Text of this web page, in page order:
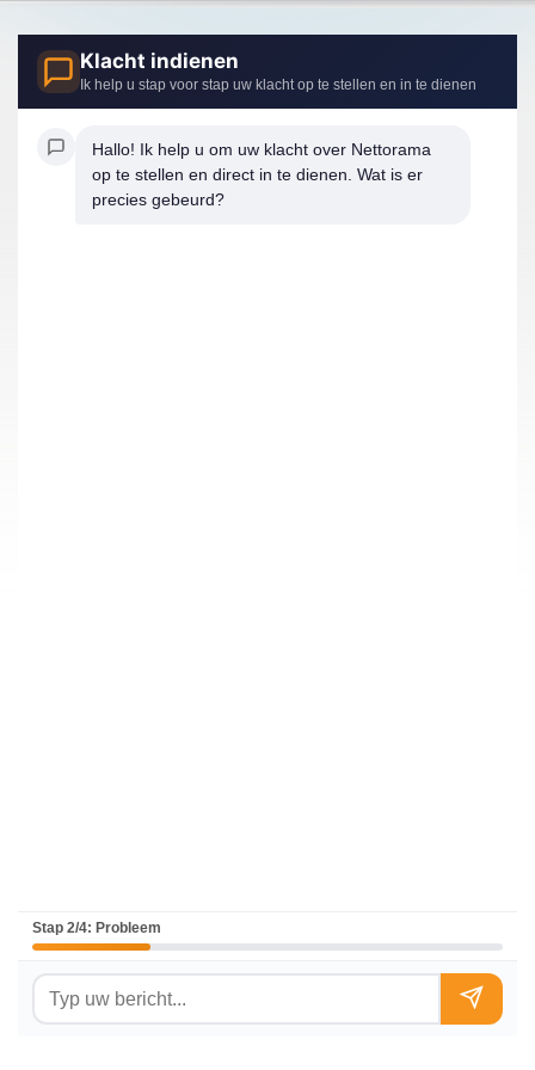
Klacht indienen
Ik help u stap voor stap uw klacht op te stellen en in te dienen
Hallo! Ik help u om uw klacht over Nettorama
op te stellen en direct in te dienen. Wat is er
precies gebeurd?
Stap 2/4: Probleem